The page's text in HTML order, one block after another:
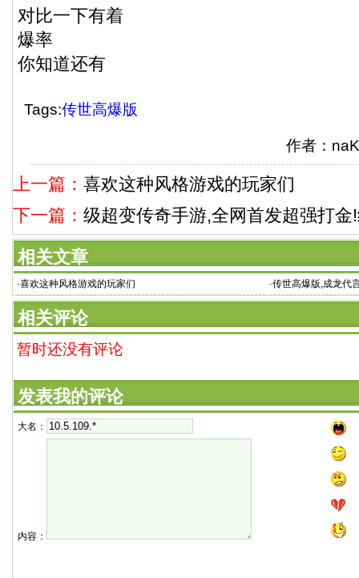
对比一下有着
爆率
你知道还有
Tags:传世高爆版
作者：
上一篇： 喜欢这种风格游戏的玩家们
下一篇： 级超变传奇手游,全网首发超强打金
相关文章
·喜欢这种风格游戏的玩家们 ·传世高爆版,成龙代
大
相关评论
暂时还没有评论
发表我的评论
大名：
内容：